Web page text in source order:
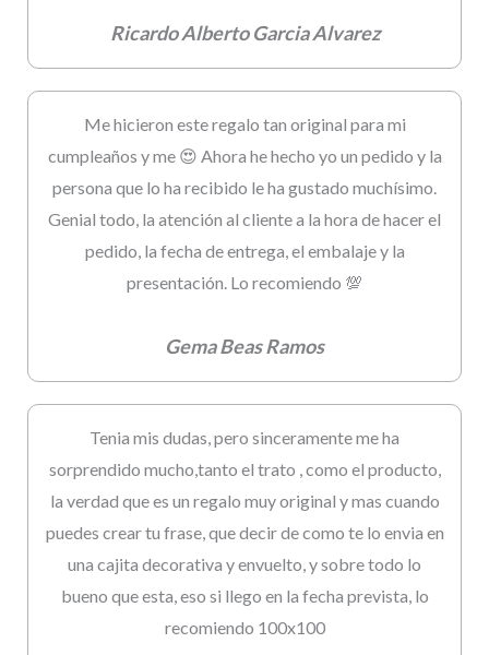
Ricardo Alberto Garcia Alvarez
Me hicieron este regalo tan original para mi
cumpleaños y me 😍 Ahora he hecho yo un pedido y la
persona que lo ha recibido le ha gustado muchísimo.
Genial todo, la atención al cliente a la hora de hacer el
pedido, la fecha de entrega, el embalaje y la
presentación. Lo recomiendo 💯
Gema Beas Ramos
Tenia mis dudas, pero sinceramente me ha
sorprendido mucho,tanto el trato , como el producto,
la verdad que es un regalo muy original y mas cuando
puedes crear tu frase, que decir de como te lo envia en
una cajita decorativa y envuelto, y sobre todo lo
bueno que esta, eso si llego en la fecha prevista, lo
recomiendo 100x100